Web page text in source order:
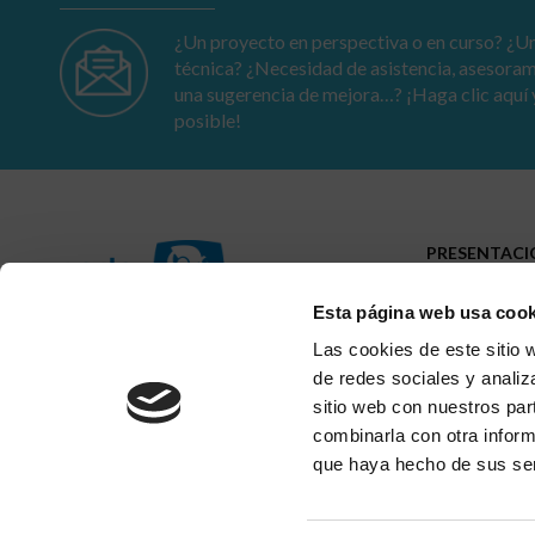
Esta página web usa
Las cookies de este sitio
de redes sociales y
sitio web con nuestros
combinarla con otra
que haya hecho de sus
¿Un proyecto en perspectiva o en curso?
técnica? ¿Necesidad de asistencia,
una sugerencia de mejora…? ¡Haga clic
posible!
23-25 av. du Docteur Lannelongue
Presencia
Ι Índice de igualdad
Se nos ha informado del envío de correos electrónicos por